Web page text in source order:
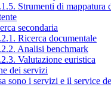
Strumenti di mappatura
secondaria
Ricerca documentale
Analisi benchmark
Valutazione euristica
dei servizi
sono i servizi e il service